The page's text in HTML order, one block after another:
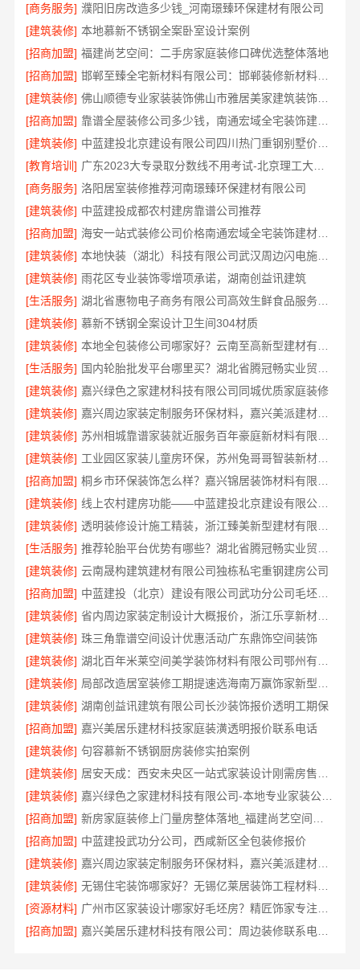
[商务服务] 濮阳旧房改造多少钱_河南璟臻环保建材有限公司
[建筑装修] 本地慕新不锈钢全案卧室设计案例
[招商加盟] 福建尚艺空间：二手房家庭装修口碑优选整体落地
[招商加盟]
邯郸至臻全宅新材料有限公司：邯郸装修新材料革新者
[建筑装修]
佛山顺德专业家装装饰佛山市雅居美家建筑装饰工程有限公司
[招商加盟]
靠谱全屋装修公司多少钱，南通宏域全宅装饰建材有限公司透明报价
[建筑装修]
中蓝建投北京建设有限公司四川热门重钢别墅价格详解
[教育培训]
广东2023大专录取分数线不用考试-北京理工大学珠海学院继教院
[商务服务] 洛阳居室装修推荐河南璟臻环保建材有限公司
[建筑装修] 中蓝建投成都农村建房靠谱公司推荐
[招商加盟]
海安一站式装修公司价格南通宏域全宅装饰建材有限公司
[建筑装修]
本地快装（湖北）科技有限公司武汉周边闪电施工居家装修一楼带院
[建筑装修] 雨花区专业装饰零增项承诺，湖南创益讯建筑
[生活服务]
湖北省惠物电子商务有限公司高效生鲜食品服务商价格
[建筑装修] 慕新不锈钢全案设计卫生间304材质
[建筑装修]
[生活服务]
[建筑装修] 嘉兴绿色之家建材科技有限公司同城优质家庭装修
[建筑装修]
嘉兴周边家装定制服务环保材料，嘉兴美派建材科技有限公司省心整装
[建筑装修]
[建筑装修]
工业园区家装儿童房环保，苏州兔哥哥智装新材料有限公司从源头保障健康
[招商加盟]
[建筑装修]
线上农村建房功能——中蓝建投北京建设有限公司四川全程托管服务解析
[建筑装修]
[生活服务]
[建筑装修] 云南晟构建筑建材有限公司独栋私宅重钢建房公司
[招商加盟]
中蓝建投（北京）建设有限公司武功分公司毛坯房新中式半包装修详解
[建筑装修]
省内周边家装定制设计大概报价，浙江乐享新材料有限公司精准估算
[建筑装修] 珠三角靠谱空间设计优惠活动广东鼎饰空间装饰
[建筑装修]
[建筑装修]
[建筑装修] 湖南创益讯建筑有限公司长沙装饰报价透明工期保
[招商加盟] 嘉兴美居乐建材科技家庭装潢透明报价联系电话
[建筑装修] 句容慕新不锈钢厨房装修实拍案例
[建筑装修]
[建筑装修]
嘉兴绿色之家建材科技有限公司-本地专业家装公司高端
[招商加盟]
[招商加盟] 中蓝建投武功分公司，西咸新区全包装修报价
[建筑装修]
嘉兴周边家装定制服务环保材料，嘉兴美派建材一站式整装
[建筑装修]
无锡住宅装饰哪家好？无锡亿莱居装饰工程材料有限公司值得选择
[资源材料]
[招商加盟]